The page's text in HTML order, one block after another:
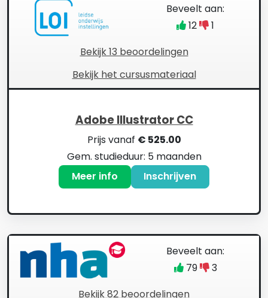
Bekijk 13 beoordelingen
Beveelt aan:
12
1
Bekijk het cursusmateriaal
Adobe Illustrator CC
Prijs vanaf € 525.00
Gem. studieduur: 5 maanden
Meer info
Inschrijven
Bekijk 82 beoordelingen
Beveelt aan:
79
3